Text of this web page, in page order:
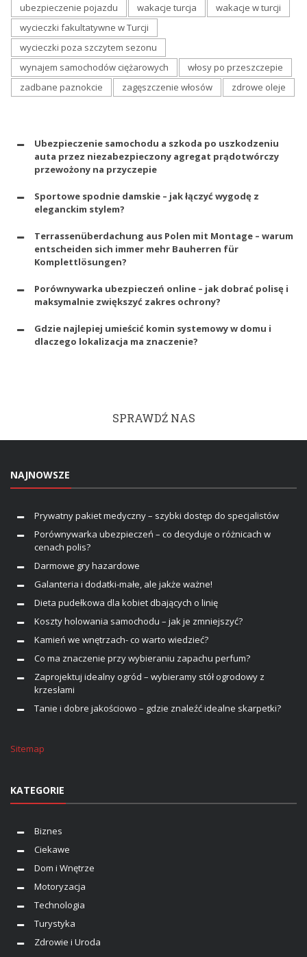
ubezpieczenie pojazdu
wakacje turcja
wakacje w turcji
wycieczki fakultatywne w Turcji
wycieczki poza szczytem sezonu
wynajem samochodów ciężarowych
włosy po przeszczepie
zadbane paznokcie
zagęszczenie włosów zdrowe oleje
Ubezpieczenie samochodu a szkoda po uszkodzeniu
auta przez niezabezpieczony agregat prądotwórczy
przewożony na przyczepie
Sportowe spodnie damskie – jak łączyć wygodę z
eleganckim stylem?
Terrassenüberdachung aus Polen mit Montage – warum
entscheiden sich immer mehr Bauherren für
Komplettlösungen?
Porównywarka ubezpieczeń online – jak dobrać polisę i
maksymalnie zwiększyć zakres ochrony?
Gdzie najlepiej umieścić komin systemowy w domu i
dlaczego lokalizacja ma znaczenie?
SPRAWDŹ NAS
NAJNOWSZE
Prywatny pakiet medyczny – szybki dostęp do specjalistów
Porównywarka ubezpieczeń – co decyduje o różnicach w
cenach polis?
Darmowe gry hazardowe
Galanteria i dodatki-małe, ale jakże ważne!
Dieta pudełkowa dla kobiet dbających o linię
Koszty holowania samochodu – jak je zmniejszyć?
Kamień we wnętrzach- co warto wiedzieć?
Co ma znaczenie przy wybieraniu zapachu perfum?
Zaprojektuj idealny ogród – wybieramy stół ogrodowy z
krzesłami
Tanie i dobre jakościowo – gdzie znaleźć idealne skarpetki?
Sitemap
KATEGORIE
Biznes
Ciekawe
Dom i Wnętrze
Motoryzacja
Technologia
Turystyka
Zdrowie i Uroda